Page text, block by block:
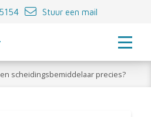
Stuur een mail
scheidingsbemiddelaar precies?